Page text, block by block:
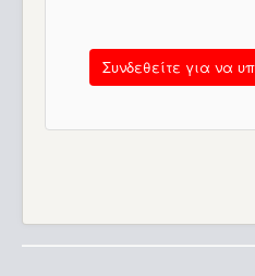
Συνδεθείτε για να